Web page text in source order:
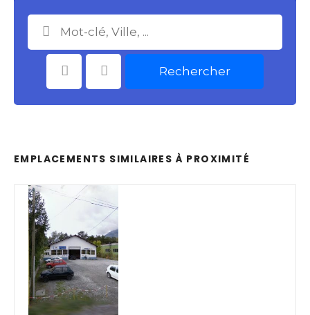
Catégories Choisir le Lieu Rechercher
EMPLACEMENTS SIMILAIRES À PROXIMITÉ